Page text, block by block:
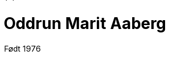
Oddrun Marit Aaberg
Født 1976